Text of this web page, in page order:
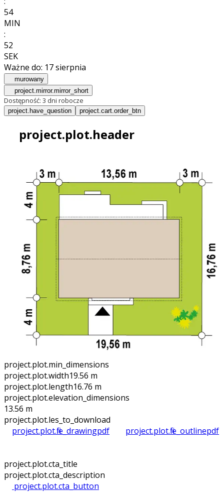
54
MIN
:
49
SEK
Ważne do: 17 sierpnia
murowany
project.mirror.mirror_short
Dostępność: 3 dni robocze
project.have_question project.cart.order_btn
project.plot.header
project.plot.min_dimensions
project.plot.width19.56 m
project.plot.length16.76 m
project.plot.elevation_dimensions
13.56 m
project.plot.files_to_download
project.plot.file_drawingpdf project.plot.file_outlinepdf
project.plot.cta_title
project.plot.cta_description
project.plot.cta_button